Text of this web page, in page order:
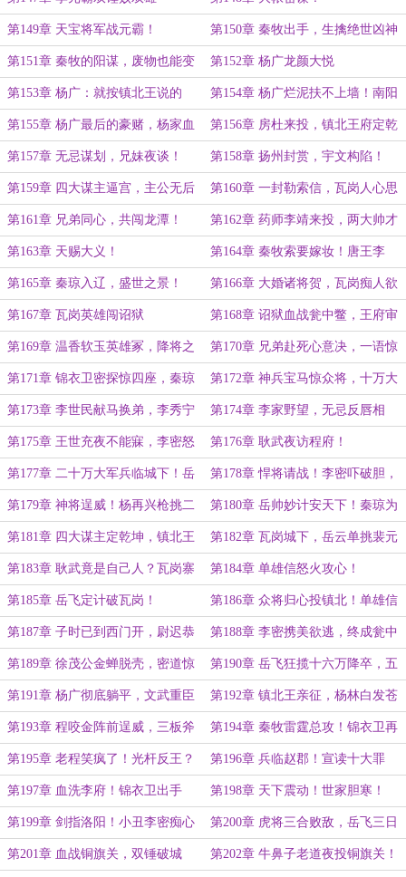
第149章 天宝将军战元霸！ 第150章 秦牧出手，生擒绝世凶神
李元霸！
第151章 秦牧的阳谋，废物也能变
宝贝！
第152章 杨广龙颜大悦
第153章 杨广：就按镇北王说的
办！
第154章 杨广烂泥扶不上墙！南阳
侯的赌约！
第155章 杨广最后的豪赌，杨家血
脉！
第156章 房杜来投，镇北王府定乾
坤！
第157章 无忌谋划，兄妹夜谈！ 第158章 扬州封赏，宇文构陷！
第159章 四大谋主逼宫，主公无后
为大！
第160章 一封勒索信，瓦岗人心思
变！
第161章 兄弟同心，共闯龙潭！ 第162章 药师李靖来投，两大帅才
论兵！
第163章 天赐大义！ 第164章 秦牧索要嫁妆！唐王李
渊，怒火攻心！
第165章 秦琼入辽，盛世之景！ 第166章 大婚诸将贺，瓦岗痴人欲
劫狱！
第167章 瓦岗英雄闯诏狱 第168章 诏狱血战瓮中鳖，王府审
判三日期！
第169章 温香软玉英雄冢，降将之
心终有属
第170章 兄弟赴死心意决，一语惊
醒梦中人！
第171章 锦衣卫密探惊四座，秦琼
咬金终归心！
第172章 神兵宝马惊众将，十万大
军出辽州！
第173章 李世民献马换弟，李秀宁
心碎除名！
第174章 李家野望，无忌反唇相
讥！
第175章 王世充夜不能寐，李密怒
斥单雄信！
第176章 耿武夜访程府！
第177章 二十万大军兵临城下！岳
飞挂帅，杨林懵了！
第178章 悍将请战！李密吓破胆，
神箭断王旗！
第179章 神将逞威！杨再兴枪挑二
将
第180章 岳帅妙计安天下！秦琼为
友求生路
第181章 四大谋主定乾坤，镇北王
剑指天下！
第182章 瓦岗城下，岳云单挑裴元
庆！
第183章 耿武竟是自己人？瓦岗寨
大势已去！
第184章 单雄信怒火攻心！
第185章 岳飞定计破瓦岗！ 第186章 众将归心投镇北！单雄信
夜会耿武定计！
第187章 子时已到西门开，尉迟恭
怒斩三将
第188章 李密携美欲逃，终成瓮中
之鳖！
第189章 徐茂公金蝉脱壳，密道惊
呆众兄弟！
第190章 岳飞狂揽十六万降卒，五
日横扫十八城！
第191章 杨广彻底躺平，文武重臣
深夜密会！
第192章 镇北王亲征，杨林白发苍
苍！
第193章 程咬金阵前逞威，三板斧
怒斩双将！
第194章 秦牧雷霆总攻！锦衣卫再
出纰漏
第195章 老程笑疯了！光杆反王？ 第196章 兵临赵郡！宣读十大罪
状！
第197章 血洗李府！锦衣卫出手 第198章 天下震动！世家胆寒！
第199章 剑指洛阳！小丑李密痴心
妄想
第200章 虎将三合败敌，岳飞三日
为期
第201章 血战铜旗关，双锤破城 第202章 牛鼻子老道夜投铜旗关！